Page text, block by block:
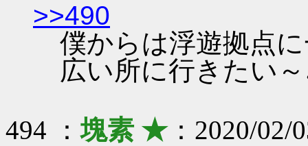
>>490
僕からは浮遊拠点に
広い所に行きたい
494 ：塊素 ★：2020/02/